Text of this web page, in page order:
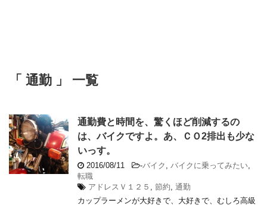
「 通勤 」 一覧
通勤費と時間を、驚くほど削減するの
は、バイクですよ。あ、ＣＯ2排出も少な
いっす。
2016/08/11 -バイク バイクに乗ってみたい
転職
アドレスＶ１２５
節約 通勤
カップラーメンが大好きで、大好きで、むしろ高級